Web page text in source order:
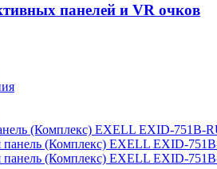
панелей и VR очков